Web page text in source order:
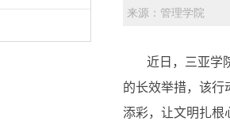
来源：管理学院
近日，三亚学
的长效举措，该行
添彩，让文明扎根